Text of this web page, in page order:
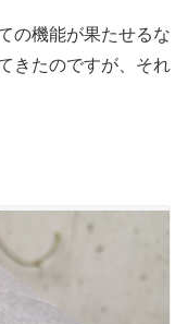
の機能が果たせるな
きたのですが、それ